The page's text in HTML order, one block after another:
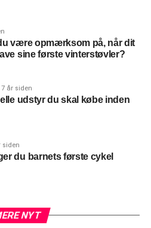
være opmærksom på, når dit
sine første vinterstøvler?
7 år siden
udstyr du skal købe inden
siden
du barnets første cykel
NYT